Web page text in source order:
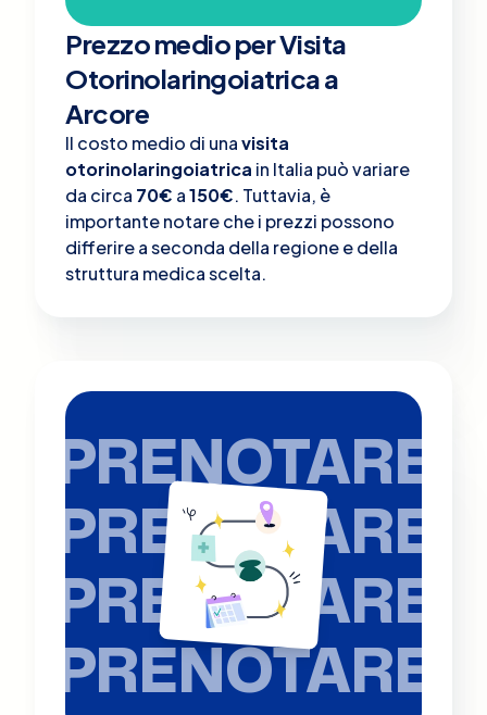
Prezzo medio per Visita
Otorinolaringoiatrica a
Arcore
Il costo medio di unavisita
otorinolaringoiatrica in Italia può variare
da circa 70€ a150€. Tuttavia, è
importante notare che i prezzi possono
differire a seconda della regione e della
struttura medica scelta.
PRENOTARE
PRENOTARE
PRENOTARE
PRENOTARE